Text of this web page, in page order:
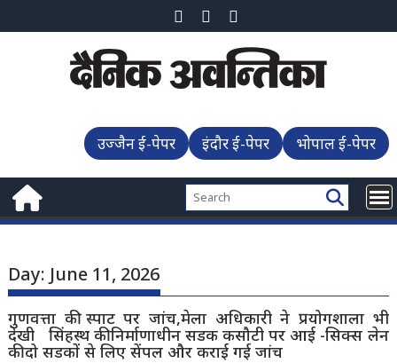
to
उज्जैन ई-पेपर इंदौर ई-पेपर भोपाल ई-पेपर
Day: June 11, 2026
गुणवत्ता की स्पाट पर जांच,मेला अधिकारी ने प्रयोगशाला भी
देखी सिंहस्थ की निर्माणाधीन सडक कसौटी पर आई -सिक्स लेन
की दो सडकों से लिए सेंपल और कराई गई जांच